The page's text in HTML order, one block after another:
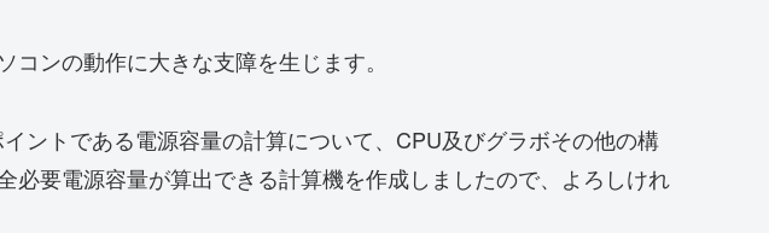
ンの動作に大きな支障を生じます。
ントである電源容量の計算について、CPU及びグラボその他の構
必要電源容量が算出できる計算機を作成しましたので、よろしけれ